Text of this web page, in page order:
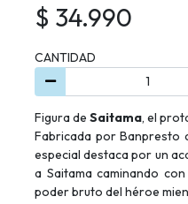
$ 34.990
CANTIDAD
Figura de Saitama, el
Fabricada por Banpresto
especial destaca por un
a Saitama caminando
poder bruto del héroe